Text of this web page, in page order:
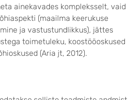
ainekavades kompleksselt, vaid
(maailma keerukuse
ja vastustundlikkus), jättes
toimetuleku, koostööoskused
(Aria jt, 2012).